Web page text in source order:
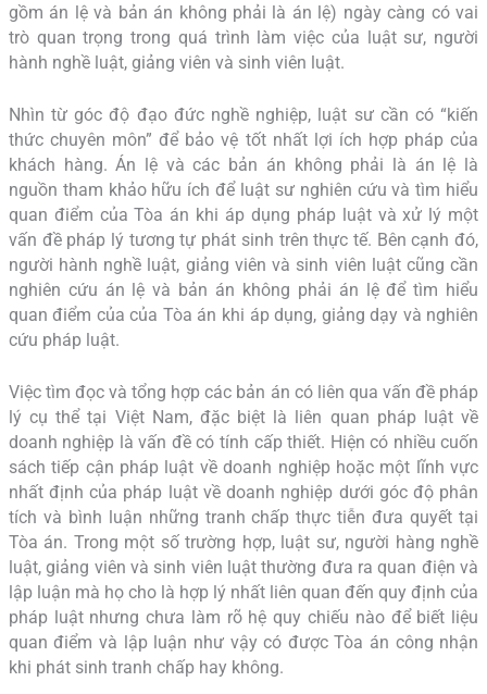
gồm án lệ và bản án không phải là án lệ) ngày càng có vai
trò quan trọng trong quá trình làm việc của luật sư, người
hành nghề luật, giảng viên và sinh viên luật.
Nhìn từ góc độ đạo đức nghề nghiệp, luật sư cần có “kiến
thức chuyên môn” để bảo vệ tốt nhất lợi ích hợp pháp của
khách hàng. Án lệ và các bản án không phải là án lệ là
nguồn tham khảo hữu ích để luật sư nghiên cứu và tìm hiểu
quan điểm của Tòa án khi áp dụng pháp luật và xử lý một
vấn đề pháp lý tương tự phát sinh trên thực tế. Bên cạnh đó,
người hành nghề luật, giảng viên và sinh viên luật cũng cần
nghiên cứu án lệ và bản án không phải án lệ để tìm hiểu
quan điểm của của Tòa án khi áp dụng, giảng dạy và nghiên
cứu pháp luật.
Việc tìm đọc và tổng hợp các bản án có liên qua vấn đề pháp
lý cụ thể tại Việt Nam, đặc biệt là liên quan pháp luật về
doanh nghiệp là vấn đề có tính cấp thiết. Hiện có nhiều cuốn
sách tiếp cận pháp luật về doanh nghiệp hoặc một lĩnh vực
nhất định của pháp luật về doanh nghiệp dưới góc độ phân
tích và bình luận những tranh chấp thực tiễn đưa quyết tại
Tòa án. Trong một số trường hợp, luật sư, người hàng nghề
luật, giảng viên và sinh viên luật thường đưa ra quan điện và
lập luận mà họ cho là hợp lý nhất liên quan đến quy định của
pháp luật nhưng chưa làm rõ hệ quy chiếu nào để biết liệu
quan điểm và lập luận như vậy có được Tòa án công nhận
khi phát sinh tranh chấp hay không.